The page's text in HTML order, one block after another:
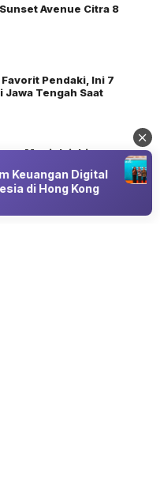
Avenue Citra 8
Pendaki, Ini 7
Jawa Tengah Saat
Menjelajahi
Komodo
Keuangan Digital
di Hong Kong